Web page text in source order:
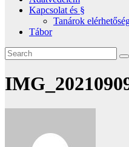
Kapcsolat és §
Tanárok
Tábor